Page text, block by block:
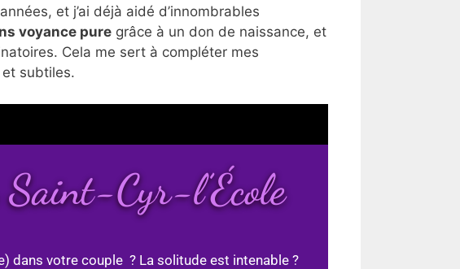
et j’ai déjà aidé d’innombrables
voyance pure grâce à un don de naissance, et
Cela me sert à compléter mes
subtiles.
Saint-Cyr-l’École
dans votre couple ? La solitude est intenable ?